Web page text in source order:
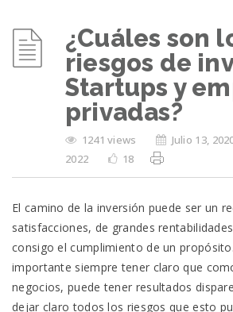
¿Cuáles son
riesgos de
Startups y
privadas?
1241 views Julio 13,
2022
18
El camino de la inversión puede ser un
satisfacciones, de grandes
consigo el cumplimiento de un
importante siempre tener claro que
negocios, puede tener resultados
dejar claro todos los riesgos que esto